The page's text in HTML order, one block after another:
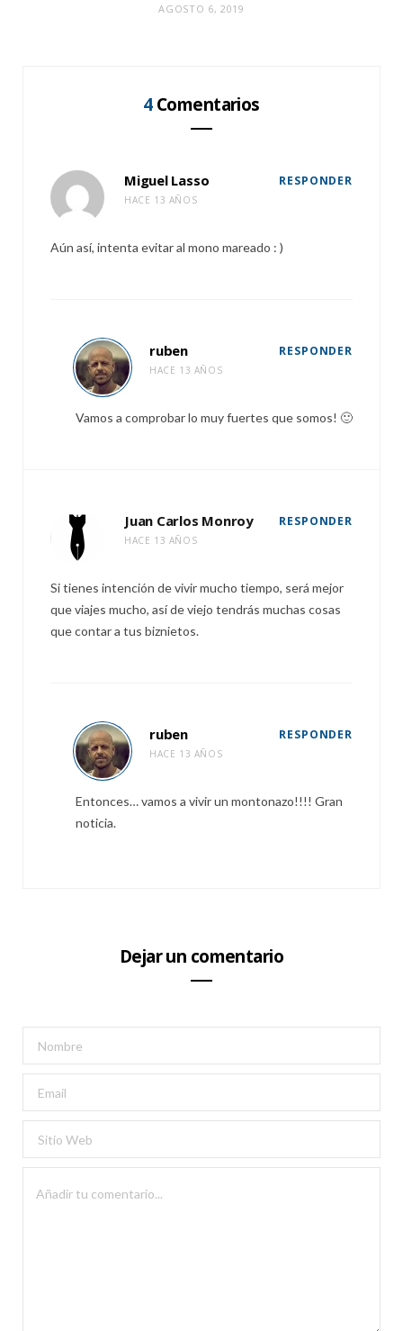
AGOSTO 6, 2019
4Comentarios
Miguel Lasso
HACE 13 AÑOS
RESPONDER
Aún así, intenta evitar al mono mareado : )
ruben
HACE 13 AÑOS
RESPONDER
Vamos a comprobar lo muy fuertes que somos! 🙂
Juan Carlos Monroy
HACE 13 AÑOS
RESPONDER
Si tienes intención de vivir mucho tiempo, será mejor
que viajes mucho, así de viejo tendrás muchas cosas
que contar a tus biznietos.
ruben
HACE 13 AÑOS
RESPONDER
Entonces… vamos a vivir un montonazo!!!! Gran
noticia.
Dejar un comentario